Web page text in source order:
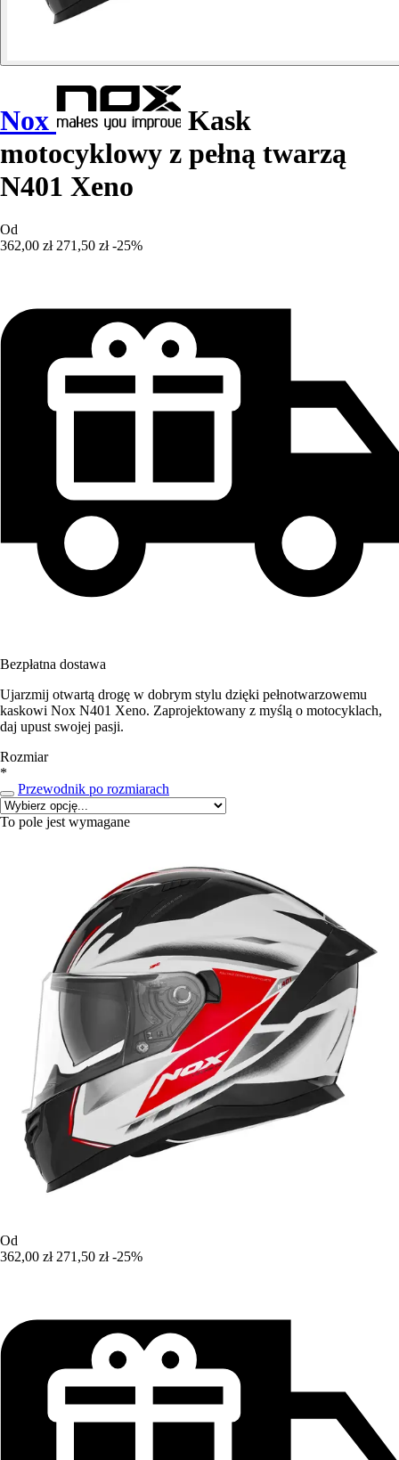
Nox
Kask
motocyklowy z pełną twarzą
N401 Xeno
Od
362,00 zł 271,50 zł -25%
Bezpłatna dostawa
Ujarzmij otwartą drogę w dobrym stylu dzięki pełnotwarzowemu
kaskowi Nox N401 Xeno. Zaprojektowany z myślą o motocyklach,
daj upust swojej pasji.
Rozmiar
*
Przewodnik po rozmiarach
To pole jest wymagane
Od
362,00 zł 271,50 zł -25%